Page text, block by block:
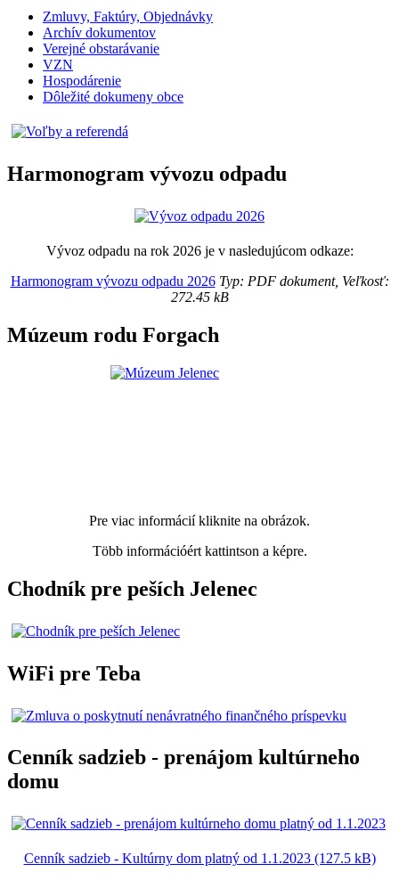
Zmluvy, Faktúry, Objednávky
Archív dokumentov
Verejné obstarávanie
VZN
Hospodárenie
Dôležité dokumeny obce
Harmonogram vývozu odpadu
Vývoz odpadu na rok 2026 je v nasledujúcom odkaze:
Harmonogram vývozu odpadu 2026Typ: PDF dokument, Veľkosť:
272.45 kB
Múzeum rodu Forgach
Pre viac informácií kliknite na obrázok.
Több információért kattintson a képre.
Chodník pre peších Jelenec
WiFi pre Teba
Cenník sadzieb - prenájom kultúrneho
domu
Cenník sadzieb - Kultúrny dom platný od 1.1.2023 (127.5 kB)